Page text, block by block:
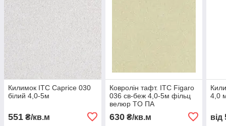
Килимок ITC Caprice 030
білий 4,0-5м
551 ₴/кв.м
Ковролін тафт. ITC Figaro
036 св-беж 4,0-5м фільц
велюр TO ПА
630₴/кв.м
4,0
від